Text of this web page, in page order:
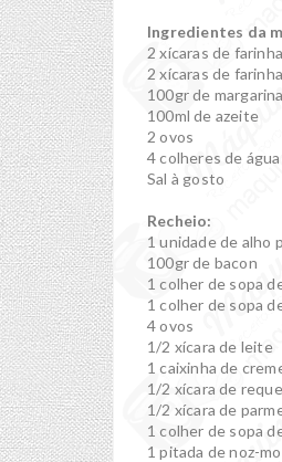
Ingredientes da
2 xícaras de
2 xícaras de
100gr de margarina
100ml de azeite
2 ovos
4 colheres de
Sal à gosto
Recheio:
1 unidade de alho
100gr de bacon
1 colher de sopa
1 colher de sopa
4 ovos
1/2 xícara de leite
1 caixinha de
1/2 xícara de
1/2 xícara de
1 colher de sopa
1 pitada de noz-